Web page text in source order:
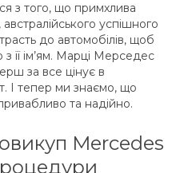
з того, що примхлива
успішного
до автомобілів, щоб
її ім’ям. Марці Мерседес
за все цінує в
І тепер ми знаємо, що
та надійно.
Mercedes